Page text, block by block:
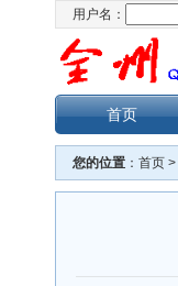
用户名：
首页
您的位置 ： 首页 >